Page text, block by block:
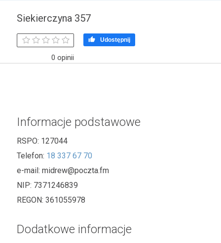
Siekierczyna 357
0 opinii
 Udostępnij
Informacje podstawowe
RSPO: 127044
Telefon: 18 337 67 70
e-mail: midrew@poczta.fm
NIP: 7371246839
REGON: 361055978
Dodatkowe informacje